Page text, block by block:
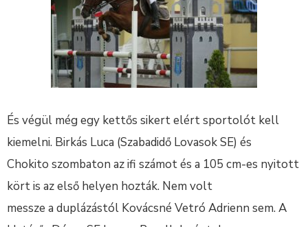
És végül még egy kettős sikert elért sportolót kell
kiemelni. Birkás Luca (Szabadidő Lovasok SE) és
Chokito szombaton az ifi számot és a 105 cm-es nyitott
kört is az első helyen hozták. Nem volt
messze a duplázástól Kovácsné Vetró Adrienn sem. A